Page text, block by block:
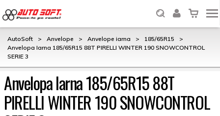
AutoSoft > Anvelope > Anvelope iarna > 185/65R15
>
Anvelopa Iarna 185/65R15 88T PIRELLI WINTER 190 SNOWCONTROL
SERIE 3
Anvelopa Iarna 185/65R15 88T
PIRELLI WINTER 190 SNOWCONTROL